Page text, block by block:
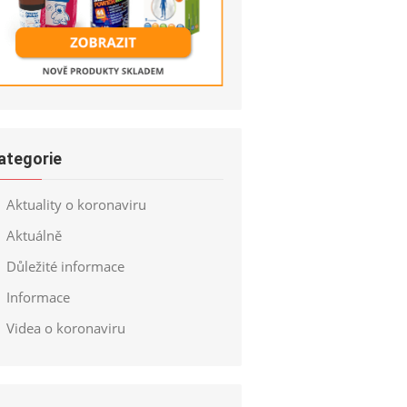
Aktuality o koronaviru
Aktuálně
Důležité informace
Informace
Videa o koronaviru